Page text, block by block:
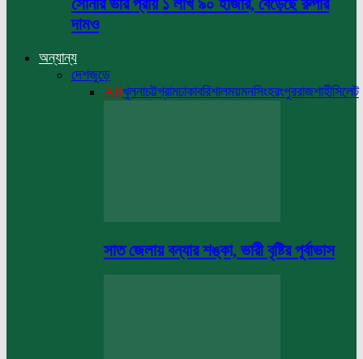
সোনার ভরি প্রায় ১ লাখ ৯০ হাজার, বেড়েছে রুপার
দামও
অন্যান্য
দেশজুড়ে
Allখুলনাচট্টগ্রামঢাকাবরিশালময়মনসিংহরংপুররাজশাহীসিলেট
সাত জেলায় বন্যার শঙ্কা, ভারী বৃষ্টির পূর্বাভাস